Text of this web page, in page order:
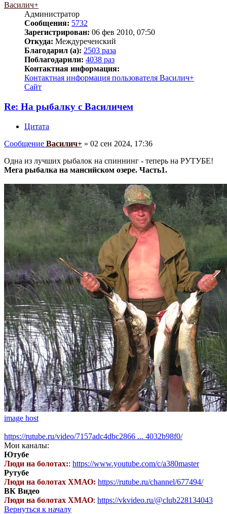
Василич+
Администратор
Сообщения: 5732
Зарегистрирован: 06 фев 2010, 07:50
Откуда: Междуреченский
Благодарил (а): 2503 раза
Поблагодарили: 4038 раз
Контактная информация:
Контактная информация пользователя Василич+
Сайт
Re: На рыбалку с Василичем
Цитата
Сообщение Василич+ » 02 сен 2024, 17:36
Одна из лучших рыбалок на спиннинг - теперь на РУТУБЕ!
Мега рыбалка на мансийском озере. Часть1.
image host
https://rutube.ru/video/7157adc4dbc2866 ... 4032b98f0/
Мои каналы:
Ютубе
Люди на болотах:: https://www.youtube.com/c/a380master
Рутубе
Люди на болотах ХМАО: https://rutube.ru/channel/677494/
ВК Видео
Люди на болотах ХМАО: https://vkvideo.ru/@club228134043
Вернуться к началу